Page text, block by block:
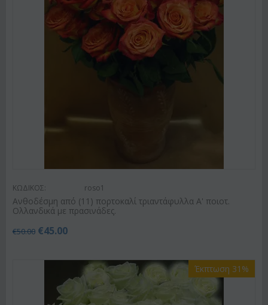
ΚΩΔΙΚΟΣ: roso1
Ανθοδέσμη από (11) πορτοκαλί τριαντάφυλλα Α' ποιοτ.
Ολλανδικά με πρασινάδες.
€50.00 €45.00
Έκπτωση 31%